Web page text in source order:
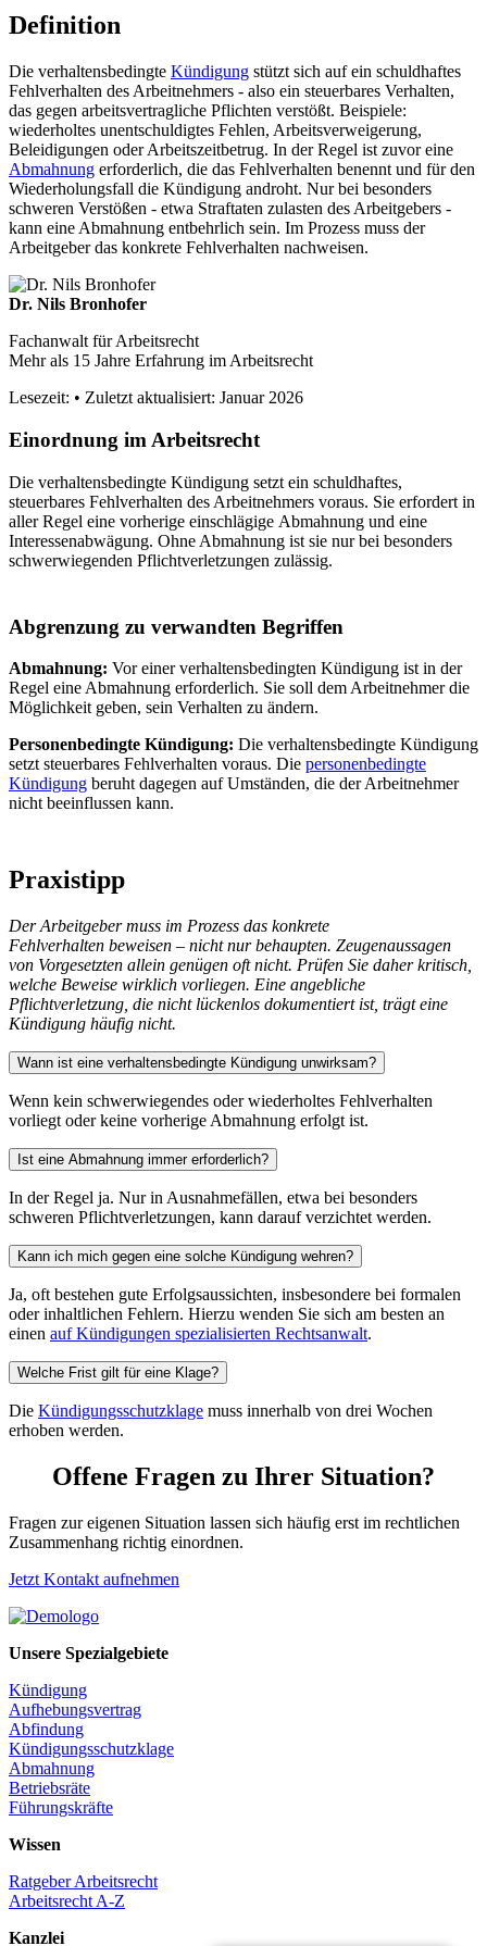
Definition
Die verhaltensbedingte Kündigung stützt sich auf ein schuldhaftes
Fehlverhalten des Arbeitnehmers - also ein steuerbares Verhalten,
das gegen arbeitsvertragliche Pflichten verstößt. Beispiele:
wiederholtes unentschuldigtes Fehlen, Arbeitsverweigerung,
Beleidigungen oder Arbeitszeitbetrug. In der Regel ist zuvor eine
Abmahnung erforderlich, die das Fehlverhalten benennt und für den
Wiederholungsfall die Kündigung androht. Nur bei besonders
schweren Verstößen - etwa Straftaten zulasten des Arbeitgebers -
kann eine Abmahnung entbehrlich sein. Im Prozess muss der
Arbeitgeber das konkrete Fehlverhalten nachweisen.
Dr. Nils Bronhofer
Fachanwalt für Arbeitsrecht
Mehr als 15 Jahre Erfahrung im Arbeitsrecht
Lesezeit: • Zuletzt aktualisiert: Januar 2026
Einordnung im Arbeitsrecht
Die verhaltensbedingte Kündigung setzt ein schuldhaftes,
steuerbares Fehlverhalten des Arbeitnehmers voraus. Sie erfordert in
aller Regel eine vorherige einschlägige Abmahnung und eine
Interessenabwägung. Ohne Abmahnung ist sie nur bei besonders
schwerwiegenden Pflichtverletzungen zulässig.
Abgrenzung zu verwandten Begriffen
Abmahnung: Vor einer verhaltensbedingten Kündigung ist in der
Regel eine Abmahnung erforderlich. Sie soll dem Arbeitnehmer die
Möglichkeit geben, sein Verhalten zu ändern.
Personenbedingte Kündigung: Die verhaltensbedingte Kündigung
setzt steuerbares Fehlverhalten voraus. Die personenbedingte
Kündigung beruht dagegen auf Umständen, die der Arbeitnehmer
nicht beeinflussen kann.
Praxistipp
Der Arbeitgeber muss im Prozess das konkrete
Fehlverhalten beweisen – nicht nur behaupten. Zeugenaussagen
von Vorgesetzten allein genügen oft nicht. Prüfen Sie daher kritisch,
welche Beweise wirklich vorliegen. Eine angebliche
Pflichtverletzung, die nicht lückenlos dokumentiert ist, trägt eine
Kündigung häufig nicht.
Wann ist eine verhaltensbedingte Kündigung unwirksam?
Wenn kein schwerwiegendes oder wiederholtes Fehlverhalten
vorliegt oder keine vorherige Abmahnung erfolgt ist.
Ist eine Abmahnung immer erforderlich?
In der Regel ja. Nur in Ausnahmefällen, etwa bei besonders
schweren Pflichtverletzungen, kann darauf verzichtet werden.
Kann ich mich gegen eine solche Kündigung wehren?
Ja, oft bestehen gute Erfolgsaussichten, insbesondere bei formalen
oder inhaltlichen Fehlern. Hierzu wenden Sie sich am besten an
einen auf Kündigungen spezialisierten Rechtsanwalt.
Welche Frist gilt für eine Klage?
Die Kündigungsschutzklage muss innerhalb von drei Wochen
erhoben werden.
Offene Fragen zu Ihrer Situation?
Fragen zur eigenen Situation lassen sich häufig erst im rechtlichen
Zusammenhang richtig einordnen.
Jetzt Kontakt aufnehmen
Unsere Spezialgebiete
Kündigung
Aufhebungsvertrag
Abfindung
Kündigungsschutzklage
Abmahnung
Betriebsräte
Führungskräfte
Wissen
Ratgeber Arbeitsrecht
Arbeitsrecht A-Z
Kanzlei